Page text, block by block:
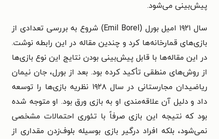
پیش‌بینی می‌شود.
سال ۱۹۲۱ امیل بورل (Emil Borel) شروع به بررسی تعدادی از
بازی‌های قمارخانه‌ها کرد و چندین مقاله در این رابطه نوشت.
در این مقاله‌ها با قابل پیش‌بینی بودن نتایج این نوع بازی‌ها
از روش‌های منطقی تأکید کرده بود. بعد از بورل، جان نیمان
ریاضیدان مجارستانی در سال ۱۹۲۸ نظریه بازی‌ها را توسعه
داد و دلیل آن علاقه‌مندی او به بازی ورق بود. او متوجه شده
بود که نتیجه این بازی صرفاً با تئوری احتمالات مشخصی
نمی‌شود، بلکه افراد درگیر بازی بوسیله بلوف‌زدن مقداری از